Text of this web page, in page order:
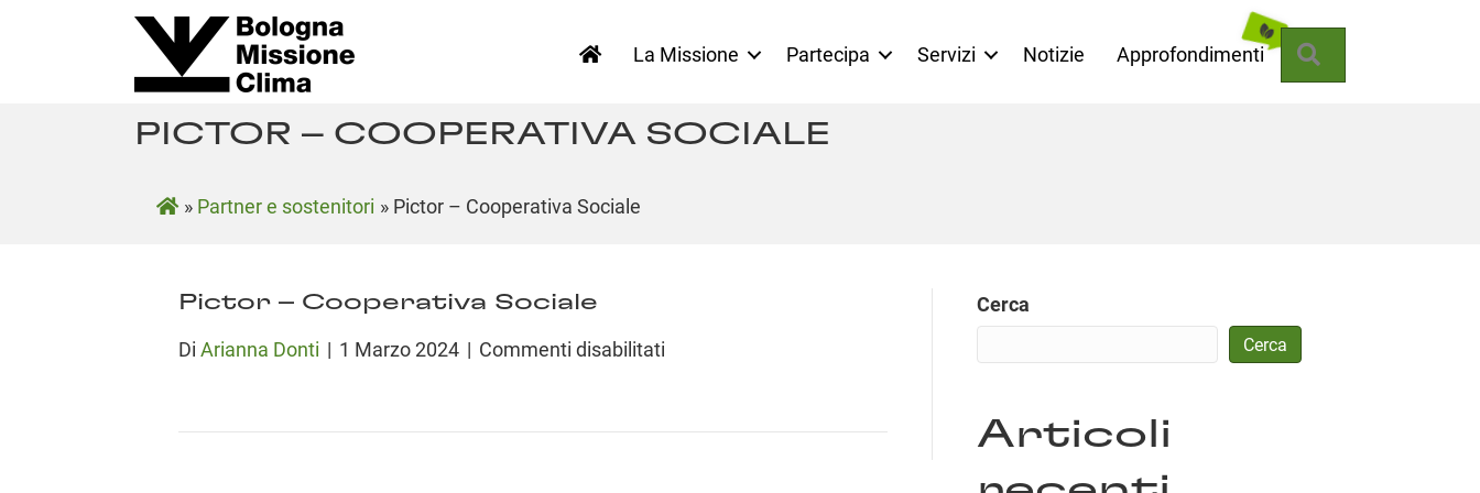
La Missione Partecipa Servizi Notizie Approfondimenti
PICTOR – COOPERATIVA SOCIALE
» Partner e sostenitori » Pictor – Cooperativa Sociale
Pictor – Cooperativa Sociale
Di Arianna Donti | 1 Marzo 2024 | Commenti disabilitati
Cerca
Cerca
Articoli